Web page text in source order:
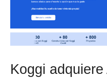
Koggi